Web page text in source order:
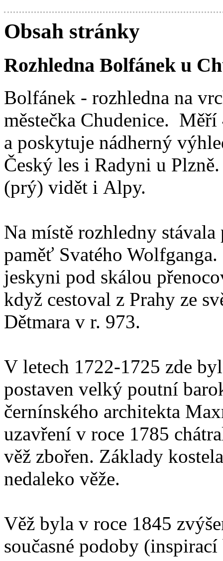
Obsah stránky
Rozhledna Bolfánek u
Bolfánek - rozhledna na
městečka Chudenice.
a poskytuje nádherný
Český les i Radyni u
(prý) vidět i Alpy.
Na místě rozhledny
paměť Svatého
jeskyni pod skálou
když cestoval z Prahy ze
Dětmara v r. 973.
V letech 1722-1725 zde
postaven velký poutní
černínského architekta
uzavření v roce 1785
věž zbořen. Základy
nedaleko věže.
Věž byla v roce 1845
současné podoby